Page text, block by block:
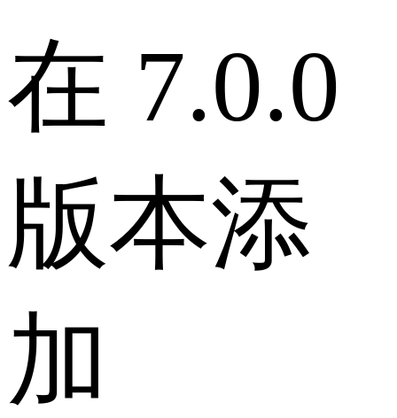
在 7.0.0
版本添
加